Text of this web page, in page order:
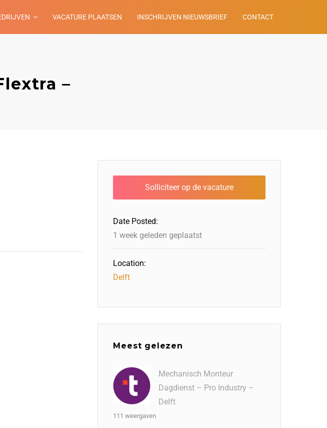
VACATURE PLAATSEN INSCHRIJVEN NIEUWSBRIEF CONTACT
–
Date Posted:
1 week geleden geplaatst
Location:
Delft
Meest gelezen
Mechanisch Monteur
Dagdienst – Pro Industry –
Delft
111 weergaven